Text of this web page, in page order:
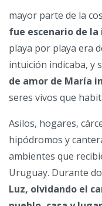
mayor parte de la
fue escenario de
playa por playa era
intuición indicaba, y
de amor de María
seres vivos que
Asilos, hogares,
hipódromos y
ambientes que
Uruguay. Durante
Luz, olvidando el